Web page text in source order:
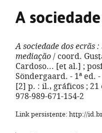
A
A sociedade dos ecrãs :
mediação / coord.
Cardoso... [et al.] ;
Söndergaard. - 1ª ed.
[2] p. : il., gráficos ;
978-989-671-154-2
Link persistente: http://